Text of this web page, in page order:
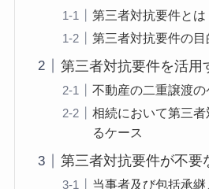
第三者対抗要件とは
第三者対抗要件の目
第三者対抗要件を活用
不動産の二重譲渡の
相続において第三
るケース
第三者対抗要件が不要
当事者及び包括承継